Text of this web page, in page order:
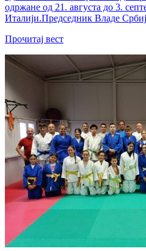
одржане од 21. августа до 3.
Италији.Председник Владе
Прочитај вест